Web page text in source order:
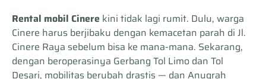
Rental mobil Cinere kini tidak lagi rumit. Dulu, warga
Cinere harus berjibaku dengan kemacetan parah di Jl.
Cinere Raya sebelum bisa ke mana-mana. Sekarang,
dengan beroperasinya Gerbang Tol Limo dan Tol
Desari, mobilitas berubah drastis — dan Anugrah